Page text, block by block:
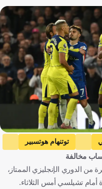
توتنهام هوتسبير
إنجلترا
مخالفة
من الدوري الإنجليزي الممتاز،
تشيلسي أمس الثلاثاء.